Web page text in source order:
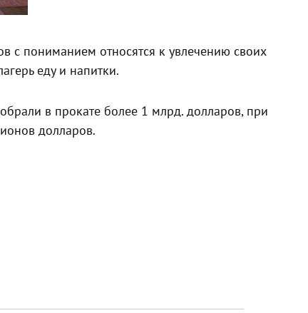
с пониманием относятся к увлечению своих
еду и напитки.
в прокате более 1 млрд. долларов, при
долларов.